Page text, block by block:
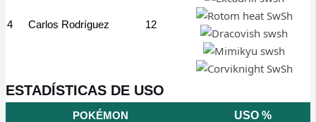
4 Carlos Rodríguez 12
ESTADÍSTICAS DE USO
POKÉMON USO %